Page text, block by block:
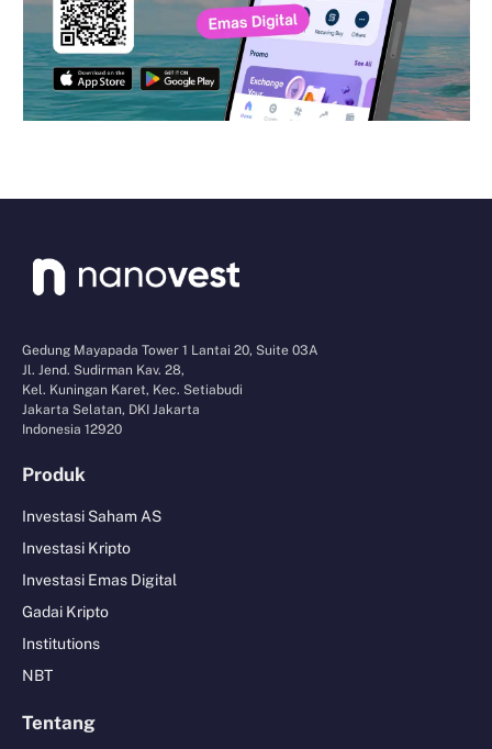
Gedung Mayapada Tower 1 Lantai 20, Suite 03A
Jl. Jend. Sudirman Kav. 28,
Kel. Kuningan Karet, Kec. Setiabudi
Jakarta Selatan, DKI Jakarta
Indonesia 12920
Produk
Investasi Saham AS
Investasi Kripto
Investasi Emas Digital
Gadai Kripto
Institutions
NBT
Tentang